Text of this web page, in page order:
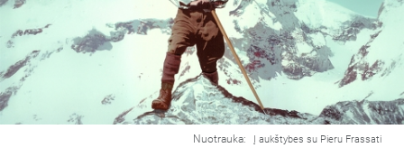
Nuotrauka: Į aukštybes su Pieru Frassati